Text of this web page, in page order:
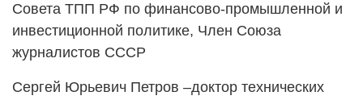
Совета ТПП РФ по финансово-промышленной и
инвестиционной политике, Член Союза
журналистов СССР
Сергей Юрьевич Петров –доктор технических